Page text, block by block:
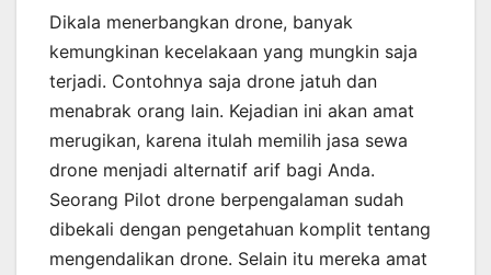
Dikala menerbangkan drone, banyak
kemungkinan kecelakaan yang mungkin saja
terjadi. Contohnya saja drone jatuh dan
menabrak orang lain. Kejadian ini akan amat
merugikan, karena itulah memilih jasa sewa
drone menjadi alternatif arif bagi Anda.
Seorang Pilot drone berpengalaman sudah
dibekali dengan pengetahuan komplit tentang
mengendalikan drone. Selain itu mereka amat